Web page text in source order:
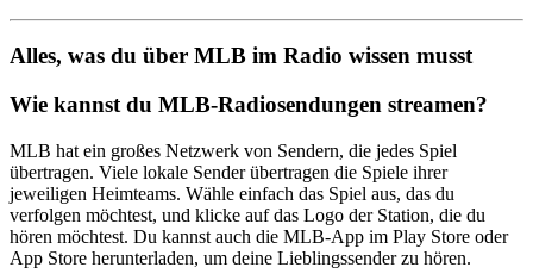
Alles, was du über MLB im Radio wissen musst
Wie kannst du MLB-Radiosendungen streamen?
MLB hat ein großes Netzwerk von Sendern, die jedes Spiel
übertragen. Viele lokale Sender übertragen die Spiele ihrer
jeweiligen Heimteams. Wähle einfach das Spiel aus, das du
verfolgen möchtest, und klicke auf das Logo der Station, die du
hören möchtest. Du kannst auch die MLB-App im Play Store oder
App Store herunterladen, um deine Lieblingssender zu hören.